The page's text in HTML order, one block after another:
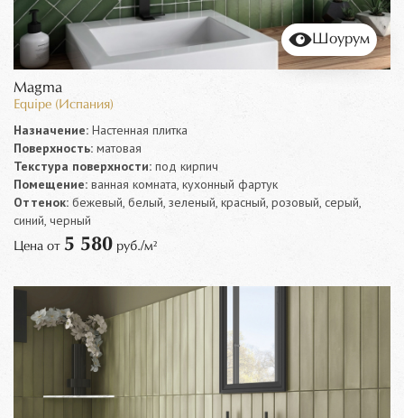
Шоурум
Magma
Equipe (Испания)
Назначение: Настенная плитка
Поверхность: матовая
Текстура поверхности: под кирпич
Помещение: ванная комната, кухонный фартук
Оттенок: бежевый, белый, зеленый, красный, розовый, серый,
синий, черный
Цена от 5 580 руб./м²